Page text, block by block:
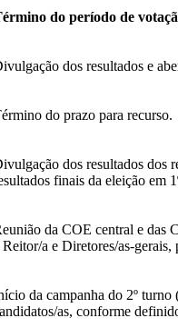
do período de
dos resultados e
do prazo para recurso.
dos resultados dos
finais da eleição em
da COE central e das
Reitor/a e Diretores/as-gerais,
da campanha do 2º turno
as, conforme